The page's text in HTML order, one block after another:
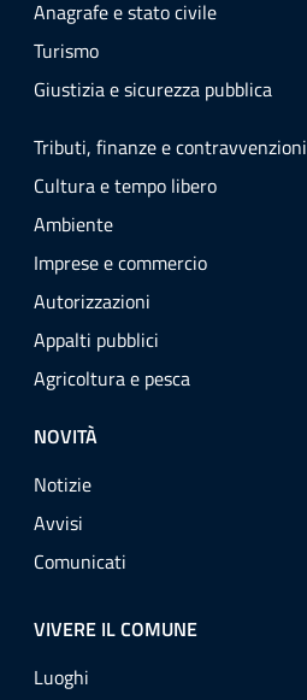
Anagrafe e stato civile
Turismo
Giustizia e sicurezza pubblica
Tributi, finanze e contravvenzioni
Cultura e tempo libero
Ambiente
Imprese e commercio
Autorizzazioni
Appalti pubblici
Agricoltura e pesca
NOVITÀ
Notizie
Avvisi
Comunicati
VIVERE IL COMUNE
Luoghi